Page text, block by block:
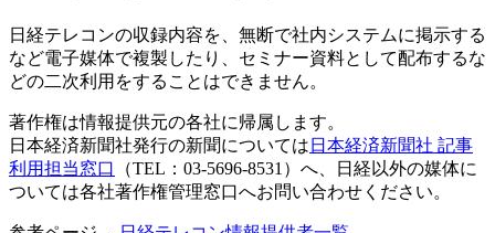
日経テレコンの収録内容を、無断で社内システムに掲示する
など電子媒体で複製したり、セミナー資料として配布するな
どの二次利用をすることはできません。
著作権は情報提供元の各社に帰属します。
日本経済新聞社発行の新聞については 日本経済新聞社 記事
利用担当窓口
（TEL：03-5696-8531）へ、日経以外の媒体に
ついては各社著作権管理窓口へお問い合わせください。